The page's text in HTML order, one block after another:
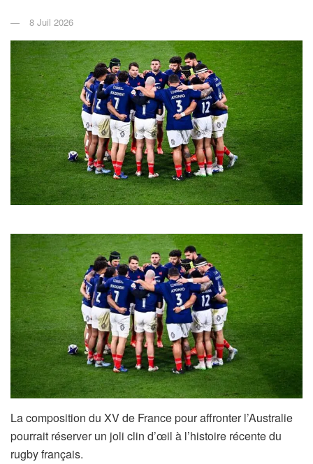
8 Juil 2026
La composition du XV de France pour affronter l’Australie
pourrait réserver un joli clin d’œil à l’histoire récente du
rugby français.